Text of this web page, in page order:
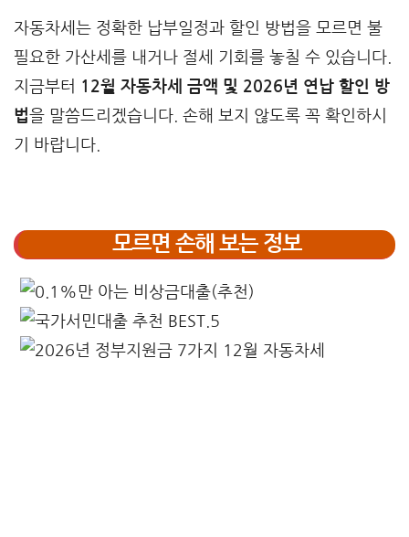
자동차세는 정확한 납부일정과 할인 방법을 모르면 불
필요한 가산세를 내거나 절세 기회를 놓칠 수 있습니다.
지금부터 12월 자동차세 금액 및 2026년 연납 할인 방
법을 말씀드리겠습니다. 손해 보지 않도록 꼭 확인하시
기 바랍니다.
모르면 손해 보는 정보